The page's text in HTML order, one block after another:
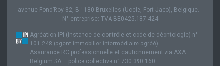
avenue Fond’Roy 82, B-1180 Bruxelles (Uccle, Fort-Jaco), Belgique. -
N° entreprise: TVA BE0425.187.424
Agréation IPI (instance de contrôle et code de déontologie) n°
101.248 (agent immobilier intermédiaire agréé).
Assurance RC professionnelle et cautionnement via AXA
Belgium SA – police collective n° 730.390.160